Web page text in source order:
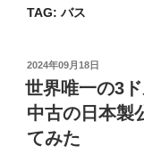
TAG: バス
POSTED
ON
2024年09月18日
世界唯一の3
中古の日本製
てみた